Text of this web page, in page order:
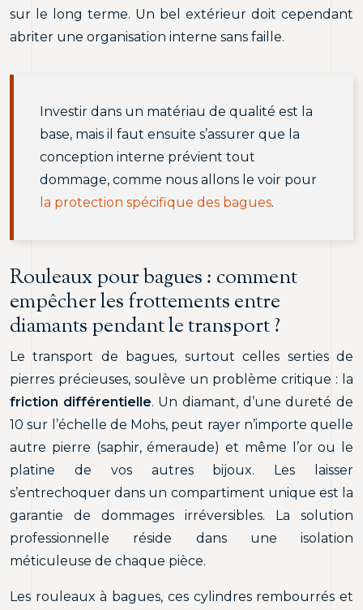
sur le long terme. Un bel extérieur doit cependant
abriter une organisation interne sans faille.
Investir dans un matériau de qualité est la
base, mais il faut ensuite s’assurer que la
conception interne prévient tout
dommage, comme nous allons le voir pour
la protection spécifique des bagues.
Rouleaux pour bagues : comment
empêcher les frottements entre
diamants pendant le transport ?
Le transport de bagues, surtout celles serties de
pierres précieuses, soulève un problème critique : la
friction différentielle. Un diamant, d’une dureté de
10 sur l’échelle de Mohs, peut rayer n’importe quelle
autre pierre (saphir, émeraude) et même l’or ou le
platine de vos autres bijoux. Les laisser
s’entrechoquer dans un compartiment unique est la
garantie de dommages irréversibles. La solution
professionnelle réside dans une isolation
méticuleuse de chaque pièce.
Les rouleaux à bagues, ces cylindres rembourrés et